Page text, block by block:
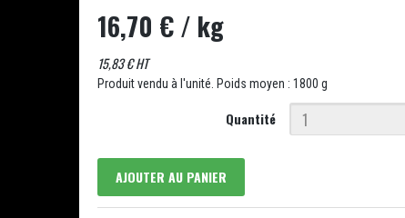
16,70 €/ kg
15,83 € HT
Produit vendu à l'unité. Poids moyen : 1800 g
Quantité
AJOUTER AU PANIER